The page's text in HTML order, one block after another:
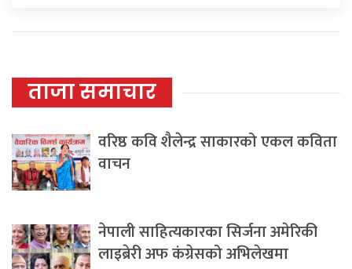
ताजा समाचार
वरिष्ठ कवि शैलेन्द्र साकारको एकल कविता
वाचन
नेपाली साहित्यकारका सिर्जना अमेरिकी
लाइब्रेरी अफ कंग्रेसको अभिलेखमा